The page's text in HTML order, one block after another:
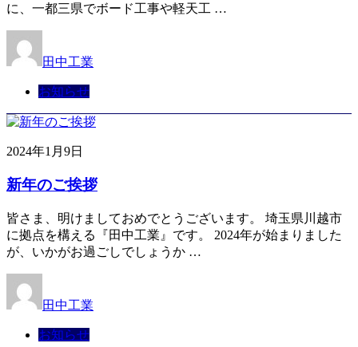
に、一都三県でボード工事や軽天工 …
田中工業
お知らせ
2024年1月9日
新年のご挨拶
皆さま、明けましておめでとうございます。 埼玉県川越市
に拠点を構える『田中工業』です。 2024年が始まりました
が、いかがお過ごしでしょうか …
田中工業
お知らせ